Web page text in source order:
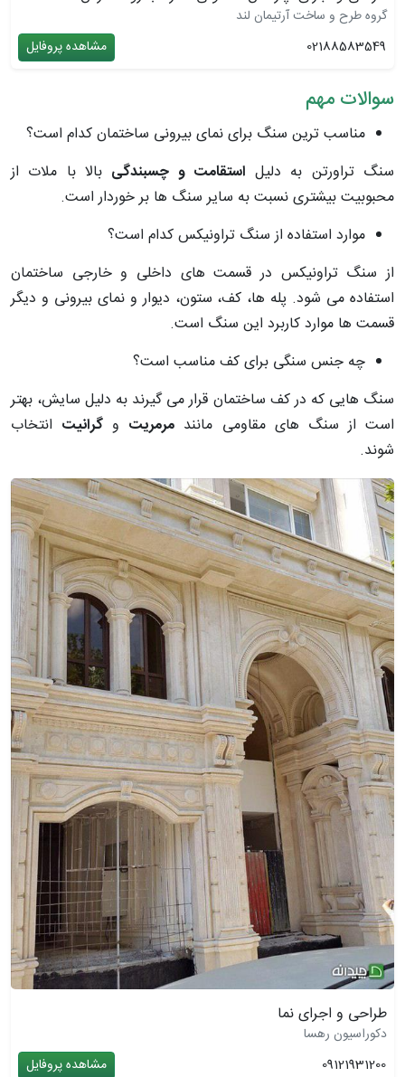
گروه طرح و ساخت آرتیمان لند
02188583549
مشاهده پروفایل
سوالات مهم
مناسب ترین سنگ برای نمای بیرونی ساختمان کدام است؟
سنگ تراورتن به دلیل استقامت و چسبندگی بالا با ملات از
محبوبیت بیشتری نسبت به سایر سنگ ها بر خوردار است.
موارد استفاده از سنگ تراونیکس کدام است؟
از سنگ تراونیکس در قسمت های داخلی و خارجی ساختمان
استفاده می شود. پله ها، کف، ستون، دیوار و نمای بیرونی و دیگر
قسمت ها موارد کاربرد این سنگ است.
چه جنس سنگی برای کف مناسب است؟
سنگ هایی که در کف ساختمان قرار می گیرند به دلیل سایش، بهتر
است از سنگ های مقاومی مانند مرمریت و گرانیت انتخاب
شوند.
طراحی و اجرای نما
دکوراسیون رهسا
09121931200
مشاهده پروفایل